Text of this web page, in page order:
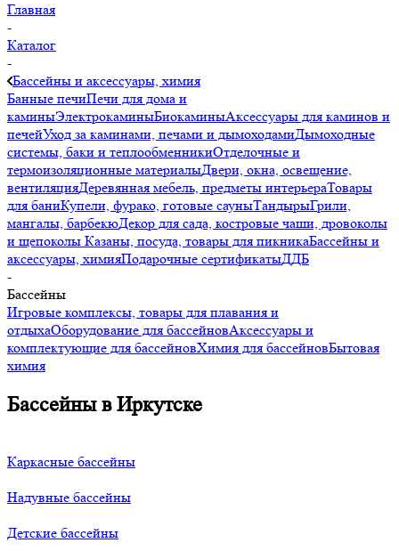
Главная
-
Каталог
-
Бассейны и аксессуары, химия
Банные печиПечи для дома и
каминыЭлектрокаминыБиокаминыАксессуары для каминов и
печейУход за каминами, печами и дымоходамиДымоходные
системы, баки и теплообменникиОтделочные и
термоизоляционные материалыДвери, окна, освещение,
вентиляцияДеревянная мебель, предметы интерьераТовары
для баниКупели, фурако, готовые сауныТандырыГрили,
мангалы, барбекюДекор для сада, костровые чаши, дровоколы
и щепоколы Казаны, посуда, товары для пикникаБассейны и
аксессуары, химияПодарочные сертификатыДДБ
-
Бассейны
Игровые комплексы, товары для плавания и
отдыхаОборудование для бассейновАксессуары и
комплектующие для бассейновХимия для бассейновБытовая
химия
Бассейны в Иркутске
Каркасные бассейны
Надувные бассейны
Детские бассейны